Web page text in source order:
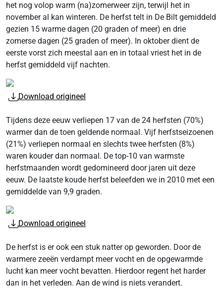
het nog volop warm (na)zomerweer zijn, terwijl het in
november al kan winteren. De herfst telt in De Bilt gemiddeld
gezien 15 warme dagen (20 graden of meer) en drie
zomerse dagen (25 graden of meer). In oktober dient de
eerste vorst zich meestal aan en in totaal vriest het in de
herfst gemiddeld vijf nachten.
Download origineel
Tijdens deze eeuw verliepen 17 van de 24 herfsten (70%)
warmer dan de toen geldende normaal. Vijf herfstseizoenen
(21%) verliepen normaal en slechts twee herfsten (8%)
waren kouder dan normaal. De top-10 van warmste
herfstmaanden wordt gedomineerd door jaren uit deze
eeuw. De laatste koude herfst beleefden we in 2010 met een
gemiddelde van 9,9 graden.
Download origineel
De herfst is er ook een stuk natter op geworden. Door de
warmere zeeën verdampt meer vocht en de opgewarmde
lucht kan meer vocht bevatten. Hierdoor regent het harder
dan in het verleden. Aan de wind is niets verandert.